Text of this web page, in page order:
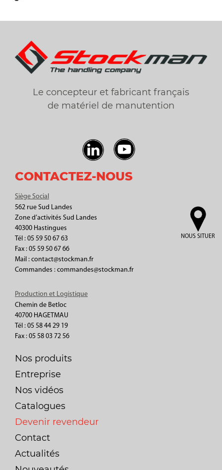
Le concepteur et fabricant français
de matériel de manutention
CONTACTEZ-NOUS
Siège Social
562 rue Sud Landes
Zone d’activités Sud Landes
40300 Hastingues
Tél : 05 59 50 67 63
Fax : 05 59 50 67 66
Mail : contact@stockman.fr
Commandes : commandes@stockman.fr
NOUS SITUER
Production et Logistique
Chemin de Betloc
40700 HAGETMAU
Tél : 05 58 44 29 19
Fax : 05 58 03 72 56
Nos produits
Entreprise
Nos vidéos
Catalogues
Devenir revendeur
Contact
Actualités